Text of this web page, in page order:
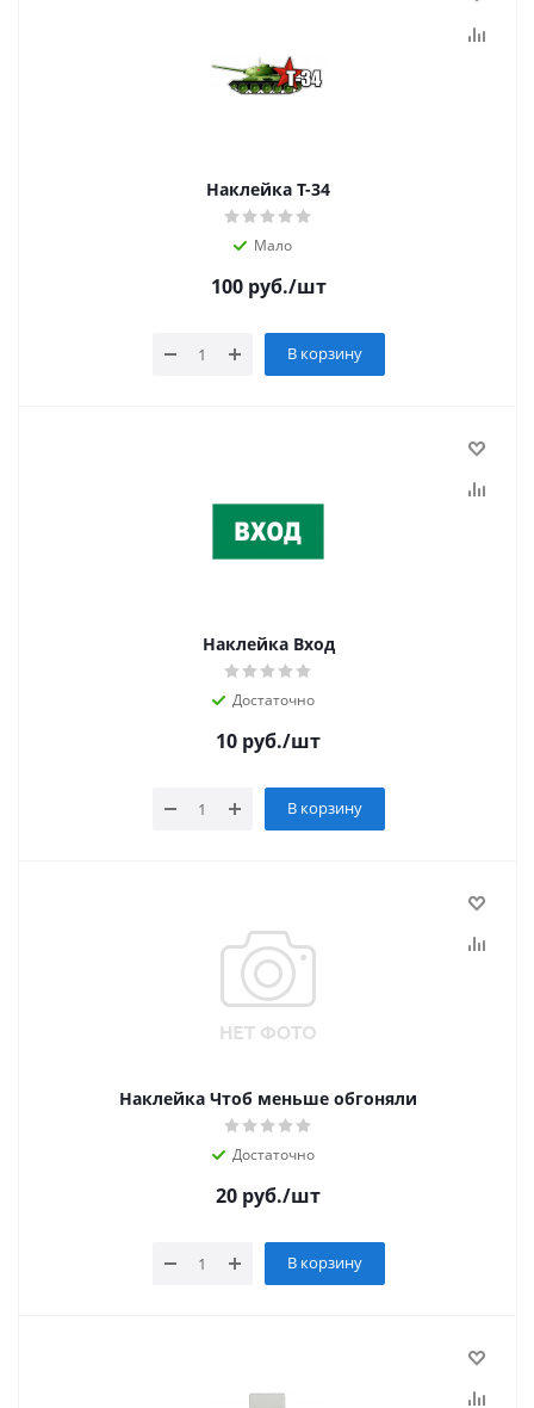
Наклейка Т-34
Мало
100руб./шт
В корзину
Наклейка Вход
Достаточно
10 руб./шт
В корзину
Наклейка Чтоб меньше обгоняли
Достаточно
20 руб./шт
В корзину